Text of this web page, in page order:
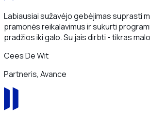
Labiausiai sužavėjo gebėjimas suprasti
pramonės reikalavimus ir sukurti
pradžios iki galo. Su jais dirbti - tikras
Cees De Wit
Partneris, Avance